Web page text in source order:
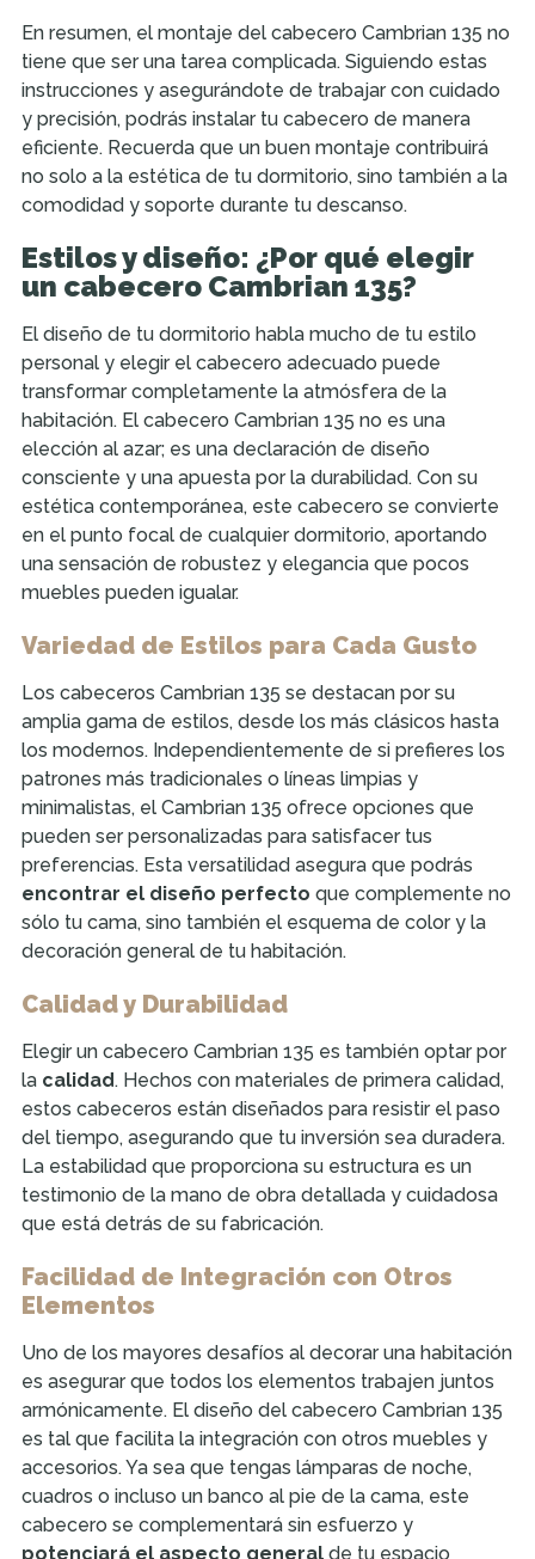
En resumen, el montaje del cabecero Cambrian 135 no
tiene que ser una tarea complicada. Siguiendo estas
instrucciones y asegurándote de trabajar con cuidado
y precisión, podrás instalar tu cabecero de manera
eficiente. Recuerda que un buen montaje contribuirá
no solo a la estética de tu dormitorio, sino también a la
comodidad y soporte durante tu descanso.
Estilos y diseño: ¿Por qué elegir
un cabecero Cambrian 135?
El diseño de tu dormitorio habla mucho de tu estilo
personal y elegir el cabecero adecuado puede
transformar completamente la atmósfera de la
habitación. El cabecero Cambrian 135 no es una
elección al azar; es una declaración de diseño
consciente y una apuesta por la durabilidad. Con su
estética contemporánea, este cabecero se convierte
en el punto focal de cualquier dormitorio, aportando
una sensación de robustez y elegancia que pocos
muebles pueden igualar.
Variedad de Estilos para Cada Gusto
Los cabeceros Cambrian 135 se destacan por su
amplia gama de estilos, desde los más clásicos hasta
los modernos. Independientemente de si prefieres los
patrones más tradicionales o líneas limpias y
minimalistas, el Cambrian 135 ofrece opciones que
pueden ser personalizadas para satisfacer tus
preferencias. Esta versatilidad asegura que podrás
encontrar el diseño perfecto que complemente no
sólo tu cama, sino también el esquema de color y la
decoración general de tu habitación.
Calidad y Durabilidad
Elegir un cabecero Cambrian 135 es también optar por
la calidad. Hechos con materiales de primera calidad,
estos cabeceros están diseñados para resistir el paso
del tiempo, asegurando que tu inversión sea duradera.
La estabilidad que proporciona su estructura es un
testimonio de la mano de obra detallada y cuidadosa
que está detrás de su fabricación.
Facilidad de Integración con Otros
Elementos
Uno de los mayores desafíos al decorar una habitación
es asegurar que todos los elementos trabajen juntos
armónicamente. El diseño del cabecero Cambrian 135
es tal que facilita la integración con otros muebles y
accesorios. Ya sea que tengas lámparas de noche,
cuadros o incluso un banco al pie de la cama, este
cabecero se complementará sin esfuerzo y
potenciará el aspecto general de tu espacio